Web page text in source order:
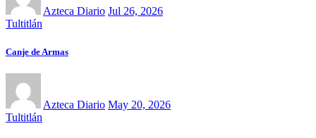
Azteca Diario Jul 26, 2026
Tultitlán
Canje de Armas
Azteca Diario May 20, 2026
Tultitlán